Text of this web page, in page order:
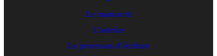
Le manuscrit
L’autrice
Le processus d’écriture